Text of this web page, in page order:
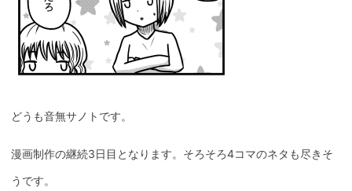
どうも音無サノトです。
漫画制作の継続3日目となります。そろそろ4コマのネタも尽きそ
うです。